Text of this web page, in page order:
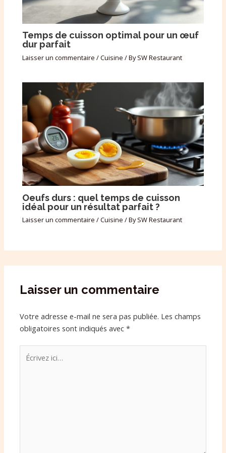
Temps de cuisson optimal pour un œuf
dur parfait
Laisser un commentaire /Cuisine / BySW Restaurant
Oeufs durs : quel temps de cuisson
idéal pour un résultat parfait ?
Laisser un commentaire /Cuisine / BySW Restaurant
Laisser un commentaire
Votre adresse e-mail ne sera pas publiée. Les champs
obligatoires sont indiqués avec*
ici…